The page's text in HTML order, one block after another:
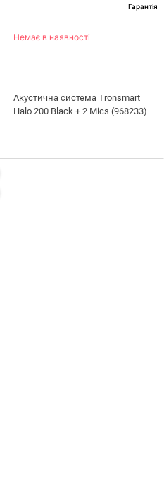
Гарантія
Немає в наявності
Акустична система Tronsmart
Halo 200 Black + 2 Mics (968233)